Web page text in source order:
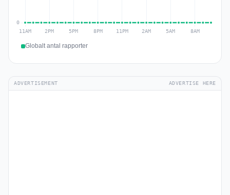
Globalt antal rapporter
ADVERTISEMENT ADVERTISE HERE